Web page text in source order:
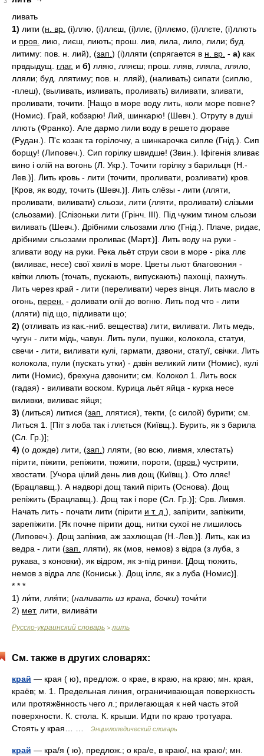
ливать
1) лити (н. вр. (і)ллю, (і)ллєш, (і)ллє, (і)ллємо, (і)ллєте, (і)ллють
и пров. лию, лиєш, лиють; прош. лив, лила, лило, лили; буд.
литиму: пов. н. лий), (зап. ) (і)лляти (спрягается в н. вр. - а) как
првдыдущ. глаг. и б) лляю, лляєш; прош. лляв, лляла, лляло,
лляли; буд. ллятиму; пов. н. лляй), (наливать) сипати (сиплю,
-плеш), (выливать, изливать, проливать) виливати, зливати,
проливати, точити. [Нащо в море воду лить, коли море повне?
(Номис). Грай, кобзарю! Лий, шинкарю! (Шевч.). Отруту в душі
ллють (Франко). Але дармо лили воду в решето дюраве
(Рудан.). П'є козак та горілочку, а шинкарочка сипле (Гнід.). Сип
борщу! (Липовеч.). Сип горілку швидше! (Звин.). Іфігенія зливає
вино і олій на вогонь (Л. Укр.). Точити горілку з барильця (Н.-
Лев.)]. Лить кровь - лити (точити, проливати, розливати) кров.
[Кров, як воду, точить (Шевч.)]. Лить слёзы - лити (лляти,
проливати, виливати) сльози, лити (лляти, проливати) слізьми
(сльозами). [Слізоньки лити (Грінч. III). Під чужим тином сльози
виливать (Шевч.). Дрібними сльозами ллю (Гнід.). Плаче, ридає,
дрібними сльозами проливає (Март.)]. Лить воду на руки -
зливати воду на руки. Река льёт струи свои в море - ріка ллє
(виливає, несе) свої хвилі в море. Цветы льют благовония -
квітки ллють (точать, пускають, випускають) пахощі, пахнуть.
Лить через край - лити (переливати) через вінця. Лить масло в
огонь, перен. - доливати олії до вогню. Лить под что - лити
(лляти) під що, підливати що;
2) (отливать из как.-ниб. вещества) лити, виливати. Лить медь,
чугун - лити мідь, чавун. Лить пули, пушки, колокола, статуи,
свечи - лити, виливати кулі, гармати, дзвони, статуї, свічки. Лить
колокола, пули (пускать утки) - дзвін великий лити (Номис), кулі
лити (Номис), брехуна дзвонити; см. Колокол 1. Лить воск
(гадая) - виливати воском. Курица льёт яйца - курка несе
виливки, виливає яйця;
3) (литься) литися (зап.
ллятися), текти, (с силой) бурити; см.
Литься 1. [Піт з лоба так і ллється (Київщ.). Бурить, як з барила
(Сл. Гр.)];
4) (о дожде) лити, (зап. ) лляти, (во всю, ливмя, хлестать)
пірити, піжити, репіжити, тюжити, пороти, (пров. ) чустрити,
хвостати. [Учора цілий день лив дощ (Київщ.). Ото лляє!
(Брацлавщ.). А надворі дощ такий пірить (Основа). Дощ
репіжить (Брацлавщ.). Дощ так і поре (Сл. Гр.)]; Срв. Ливмя.
Начать лить - почати лити (пірити и т. д. ), запірити, запіжити,
зарепіжити. [Як почне пірити дощ, нитки сухої не лишилось
(Липовеч.). Дощ запіжив, аж захлющав (Н.-Лев.)]. Лить, как из
ведра - лити (зап.
лляти), як (мов, немов) з відра (з луба, з
рукава, з коновки), як відром, як з-під ринви. [Дощ тюжить,
немов з відра ллє (Кониськ.). Дощ іллє, як з луба (Номис)].
* * *
1) ли́ти, лля́ти; (наливать из крана, бочки) точи́ти
2) мет. лити, вилива́ти
Русско-украинский словарь > лить
См. также в других словарях:
край — края ( ю), предлож. о крае, в краю, на краю; мн. края,
краёв; м. 1. Предельная линия, ограничивающая поверхность
или протяжённость чего л.; прилегающая к ней часть этой
поверхности. К. стола. К. крыши. Идти по краю тротуара.
Стоять у края… …
Энциклопедический словарь
край — кра/я ( ю), предлож.; о кра/е, в краю/, на краю/; мн.